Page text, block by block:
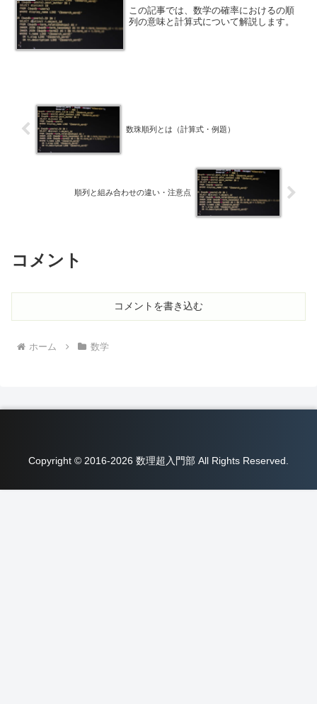
この記事では、数学の確率におけるの順
列の意味と計算式について解説します。
数珠順列とは（計算式・例題）
順列と組み合わせの違い・注意点
コメント
コメントを書き込む
ホーム 数学
Copyright © 2016-2026 数理超入門部 All Rights Reserved.